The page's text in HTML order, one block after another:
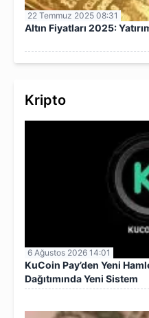
22 Temmuz 2025 08:31
Altın Fiyatları 2025:
Kripto
6 Ağustos 2026 14:01
KuCoin Pay’den Yeni
Dağıtımında Yeni Sistem